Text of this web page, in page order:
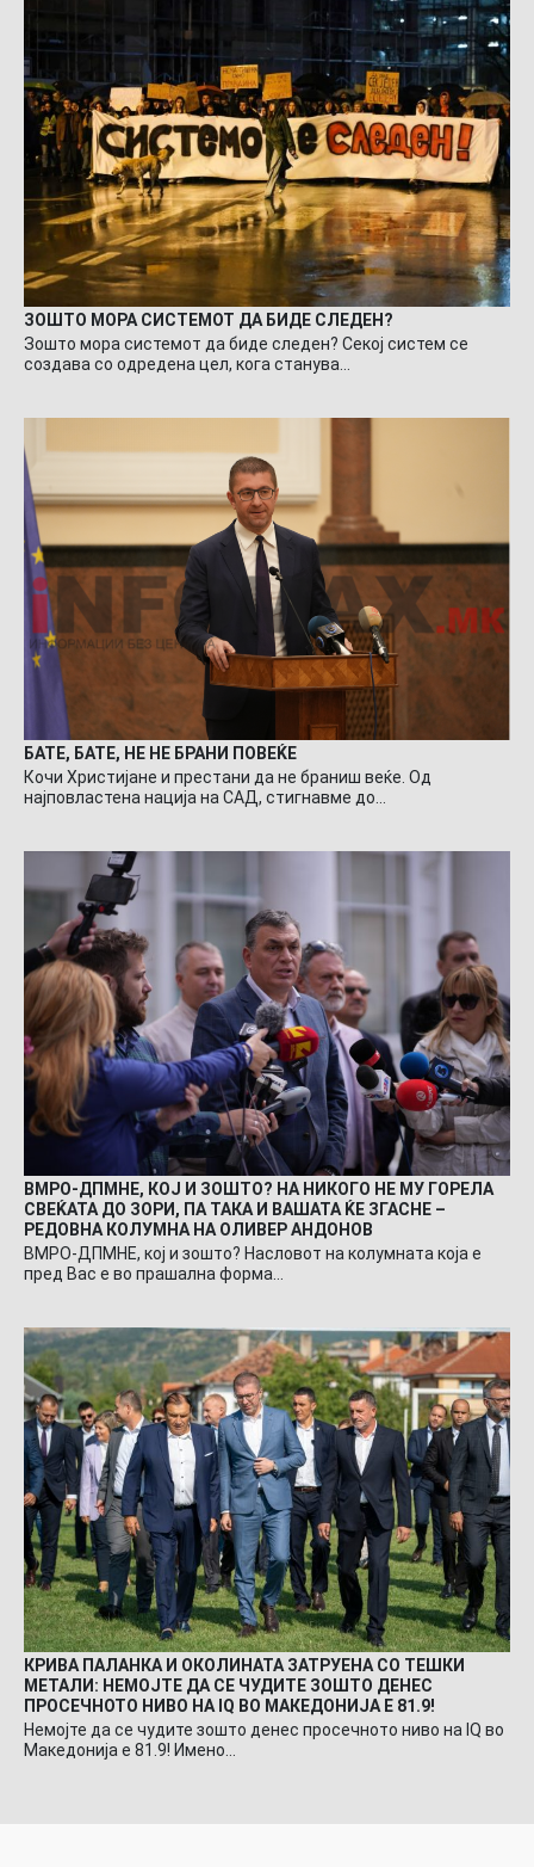
ЗОШТО МОРА СИСТЕМОТ ДА БИДЕ СЛЕДЕН?
Зошто мора системот да биде следен? Секој систем се
создава со одредена цел, кога станува…
БАТЕ, БАТЕ, НЕ НЕ БРАНИ ПОВЕЌЕ
Кочи Христијане и престани да не браниш веќе. Од
најповластена нација на САД, стигнавме до…
ВМРО-ДПМНЕ, КОЈ И ЗОШТО? НА НИКОГО НЕ МУ ГОРЕЛА
СВЕЌАТА ДО ЗОРИ, ПА ТАКА И ВАШАТА ЌЕ ЗГАСНЕ –
РЕДОВНА КОЛУМНА НА ОЛИВЕР АНДОНОВ
ВМРО-ДПМНЕ, кој и зошто? Насловот на колумната која е
пред Вас е во прашална форма…
КРИВА ПАЛАНКА И ОКОЛИНАТА ЗАТРУЕНА СО ТЕШКИ
МЕТАЛИ: НЕМОЈТЕ ДА СЕ ЧУДИТЕ ЗОШТО ДЕНЕС
ПРОСЕЧНОТО НИВО НА IQ ВО МАКЕДОНИЈА Е 81.9!
Немојте да се чудите зошто денес просечното ниво на IQ во
Македонија е 81.9! Имено…